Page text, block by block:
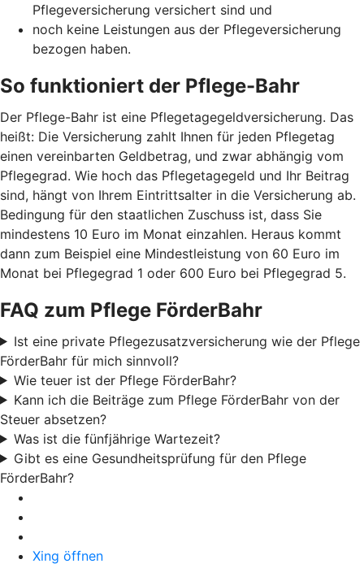
Pflegeversicherung versichert sind und
noch keine Leistungen aus der Pflegeversicherung
bezogen haben.
So funktioniert der Pflege-Bahr
Der Pflege-Bahr ist eine Pflegetagegeldversicherung. Das
heißt: Die Versicherung zahlt Ihnen für jeden Pflegetag
einen vereinbarten Geldbetrag, und zwar abhängig vom
Pflegegrad. Wie hoch das Pflegetagegeld und Ihr Beitrag
sind, hängt von Ihrem Eintrittsalter in die Versicherung ab.
Bedingung für den staatlichen Zuschuss ist, dass Sie
mindestens 10 Euro im Monat einzahlen. Heraus kommt
dann zum Beispiel eine Mindestleistung von 60 Euro im
Monat bei Pflegegrad 1 oder 600 Euro bei Pflegegrad 5.
FAQ zum Pflege FörderBahr
Ist eine private Pflegezusatzversicherung wie der Pflege
FörderBahr für mich sinnvoll?
Wie teuer ist der Pflege FörderBahr?
Kann ich die Beiträge zum Pflege FörderBahr von der
Steuer absetzen?
Was ist die fünfjährige Wartezeit?
Gibt es eine Gesundheitsprüfung für den Pflege
FörderBahr?
Xing öffnen